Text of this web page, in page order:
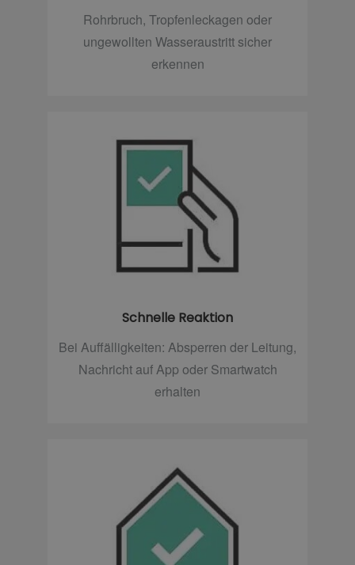
Rohrbruch, Tropfenleckagen oder
ungewollten Wasseraustritt sicher
erkennen
Schnelle Reaktion
Bei Auffälligkeiten: Absperren der Leitung,
Nachricht auf App oder Smartwatch
erhalten